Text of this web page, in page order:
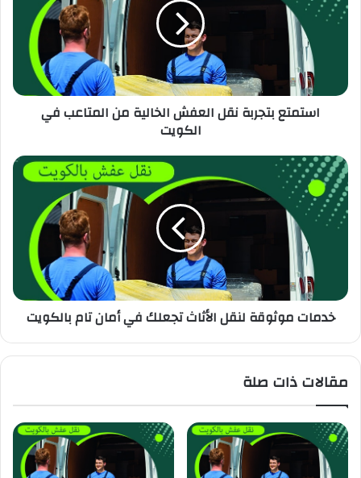
استمتع بتجربة نقل العفش الخالية من المتاعب في
الكويت
خدمات موثوقة لنقل الأثاث تجعلك في أمان تام بالكويت
مقالات ذات صلة